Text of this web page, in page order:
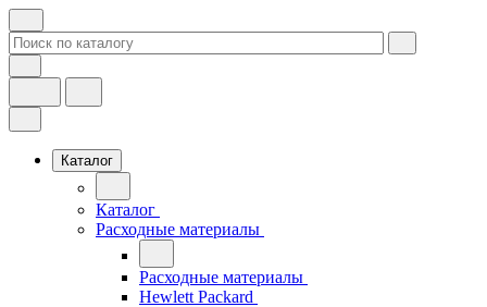
Каталог
Каталог
Расходные материалы
Расходные материалы
Hewlett Packard